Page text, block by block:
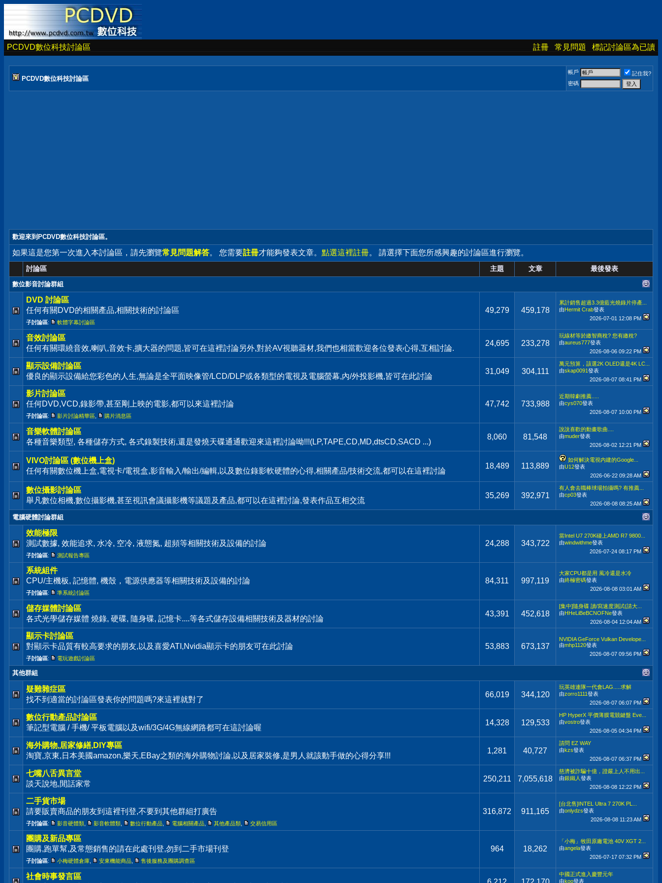
PCDVD數位科技討論區 註冊 常見問題 標記討論區為已讀
PCDVD數位科技討論區
帳戶
記住我?
密碼
歡迎來到PCDVD數位科技討論區。
如果這是您第一次進入本討論區，請先瀏覽常見問題解答。 您需要註冊才能夠發表文章。 點選這裡註冊。 請選擇下面您所感興趣的討論區進行瀏覽。
討論區 主題 文章 最後發表
數位影音討論群組
DVD 討論區
任何有關DVD的相關產品,相關技術的討論區
子討論區: 軟體字幕討論區
49,279 459,178
累計銷售超過3.3億藍光燒錄片停產...
由Hermit Crab發表
2026-07-01 12:08 PM
音效討論區
任何有關環繞音效,喇叭,音效卡,擴大器的問題,皆可在這裡討論另外,對於AV視聽器材,我們也相當歡迎各位發表心得,互相討論.
24,695 233,278
玩線材等於繳智商稅? 您有繳稅?
由aureus777發表
2026-08-06 09:22 PM
顯示設備討論區
優良的顯示設備給您彩色的人生,無論是全平面映像管/LCD/DLP或各類型的電視及電腦螢幕,內/外投影機,皆可在此討論
31,049 304,111
萬元預算，該選2K OLED還是4K LC...
由skap0091發表
2026-08-07 08:41 PM
影片討論區
任何DVD,VCD,錄影帶,甚至剛上映的電影,都可以來這裡討論
子討論區: 影片討論精華區 購片消息區
47,742 733,988
近期韓劇推薦.....
由cys070發表
2026-08-07 10:00 PM
音樂軟體討論區
各種音樂類型, 各種儲存方式, 各式錄製技術,還是發燒天碟通通歡迎來這裡討論呦!!!(LP,TAPE,CD,MD,dtsCD,SACD ...)
8,060 81,548
說說喜歡的動畫歌曲....
由muder發表
2026-08-02 12:21 PM
VIVO討論區 (數位機上盒)
任何有關數位機上盒,電視卡/電視盒,影音輸入/輸出/編輯,以及數位錄影軟硬體的心得,相關產品/技術交流,都可以在這裡討論
18,489 113,889
如何解決電視内建的Google...
由U12發表
2026-06-22 09:28 AM
數位攝影討論區
舉凡數位相機,數位攝影機,甚至視訊會議攝影機等議題及產品,都可以在這裡討論,發表作品互相交流
35,269 392,971
有人會去職棒球場拍攝嗎? 有推薦...
由cp03發表
2026-08-08 08:25 AM
電腦硬體討論群組
效能極限
測試數據, 效能追求, 水冷, 空冷, 液態氮, 超頻等相關技術及設備的討論
子討論區: 測試報告專區
24,288 343,722
當Intel U7 270K碰上AMD R7 9800...
由windwithme發表
2026-07-24 08:17 PM
系統組件
CPU/主機板, 記憶體, 機殼，電源供應器等相關技術及設備的討論
子討論區: 準系統討論區
84,311 997,119
大家CPU都是用 風冷還是水冷
由終極密碼發表
2026-08-08 03:01 AM
儲存媒體討論區
各式光學儲存媒體 燒錄, 硬碟, 隨身碟, 記憶卡....等各式儲存設備相關技術及器材的討論
43,391 452,618
[集中]隨身碟 讀/寫速度測試(請大...
由HHeLiBeBCNOFNe發表
2026-08-04 12:04 AM
顯示卡討論區
對顯示卡品質有較高要求的朋友,以及喜愛ATI,Nvidia顯示卡的朋友可在此討論
子討論區: 電玩遊戲討論區
53,883 673,137
NVIDIA GeForce Vulkan Develope...
由mhp1120發表
2026-08-07 09:56 PM
其他群組
疑難雜症區
找不到適當的討論區發表你的問題嗎?來這裡就對了
66,019 344,120
玩英雄連隊一代會LAG.....求解
由zorro1111發表
2026-08-07 06:07 PM
數位行動產品討論區
筆記型電腦 / 手機/ 平板電腦以及wifi/3G/4G無線網路都可在這討論喔
14,328 129,533
HP HyperX 平價薄膜電競鍵盤 Eve...
由vostro發表
2026-08-05 04:34 PM
海外購物,居家修繕,DIY專區
淘寶,京東,日本美國amazon,樂天,EBay之類的海外購物討論,以及居家裝修,是男人就該動手做的心得分享!!!
1,281 40,727
請問 EZ WAY
由kzs發表
2026-08-07 06:37 PM
七嘴八舌異言堂
談天說地,閒話家常
250,211 7,055,618
慈濟被詐騙十億，證嚴上人不用出...
由銀鐵人 發表
2026-08-08 12:22 PM
二手貨市場
請要販賣商品的朋友到這裡刊登,不要到其他群組打廣告
子討論區: 影音硬體類 影音軟體類 數位行動產品 電腦相關產品 其他產品類 交易信用區
316,872 911,165
[台北售]INTEL Ultra 7 270K PL...
由onlydzs發表
2026-08-08 11:23 AM
團購及新品專區
團購,跑單幫,及常態銷售的請在此處刊登,勿到二手市場刊登
子討論區: 小梅硬體倉庫 安東機能商品 售後服務及團購調查區
964 18,262
「小梅」牧田原廠電池 40V XGT 2...
由angela發表
2026-07-17 07:32 PM
社會時事發言區
中國正式進入慶豐元年
由koo發表